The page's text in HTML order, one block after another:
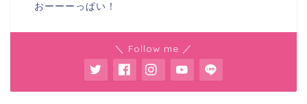
おーーーっぱい！
＼ Follow me ／